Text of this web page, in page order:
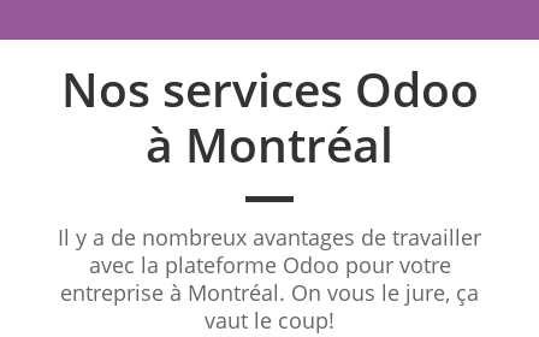
Nos services Odoo
à Montréal
Il y a de nombreux avantages de travailler
avec la plateforme Odoo pour votre
entreprise à Montréal. On vous le jure, ça
vaut le coup!